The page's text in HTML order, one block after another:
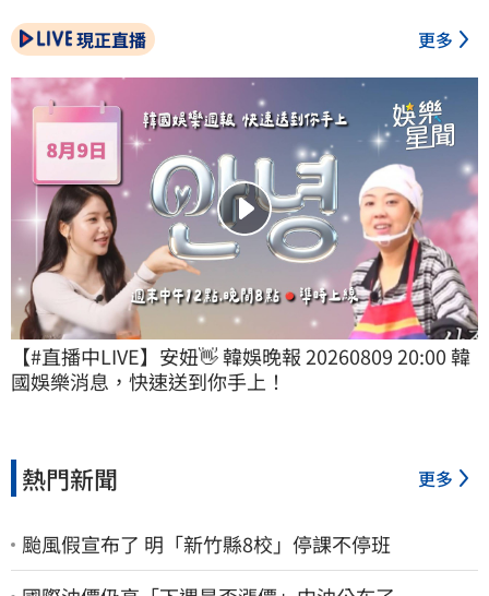
現正直播 更多
【#直播中LIVE】安妞👋 韓娛晚報 20260809 20:00 韓
國娛樂消息，快速送到你手上！
熱門新聞 更多
颱風假宣布了 明「新竹縣8校」停課不停班